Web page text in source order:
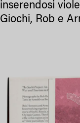
inserendosi
Giochi, Rob e